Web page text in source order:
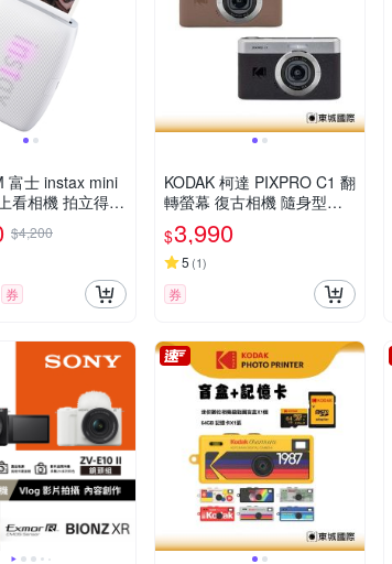
富士 instax mini
看相機 拍立得
貨
$4,200
券
KODAK 柯達 PIXPRO C1 翻
轉螢幕 復古相機 隨身型數
位相機
$3,990
5 (1)
券